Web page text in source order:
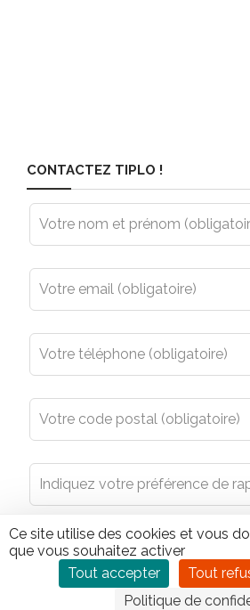
Ce site utilise des cookies et vous
que vous souhaitez activer
Tout accepter
Tout
Politique de
CONTACTEZ TIPLO !
Leave
this
field
blank